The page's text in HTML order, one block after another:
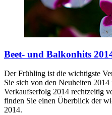
Beet- und Balkonhits
Der Frühling ist die wichtigste
Sie sich von den Neuheiten
Verkaufserfolg 2014 rechtzeitig
finden Sie einen Überblick der
2014.